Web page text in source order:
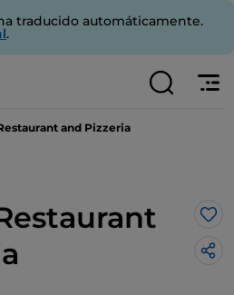
traducido automáticamente.
.
and Pizzeria
Me